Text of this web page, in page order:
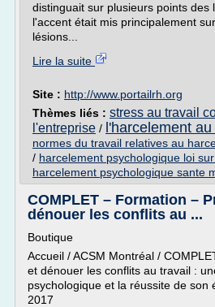
distinguait sur plusieurs points des
l'accent était mis principalement
lésions...
Lire la suite
Site : http://www.portailrh.org
Thèmes liés : stress au travail
l'entreprise / l'harcelement au
normes du travail relatives au
/ harcelement psychologique loi
harcelement psychologique sante
COMPLET – Formation –
dénouer les conflits au ...
Boutique
Accueil / ACSM Montréal /
et dénouer les conflits au travail :
psychologique et la réussite de son
2017